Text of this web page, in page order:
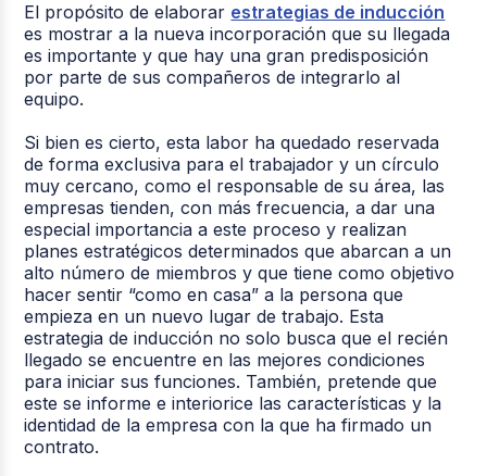
El propósito de elaborar estrategias de inducción
es mostrar a la nueva incorporación que su llegada
es importante y que hay una gran predisposición
por parte de sus compañeros de integrarlo al
equipo.
Si bien es cierto, esta labor ha quedado reservada
de forma exclusiva para el trabajador y un círculo
muy cercano, como el responsable de su área, las
empresas tienden, con más frecuencia, a dar una
especial importancia a este proceso y realizan
planes estratégicos determinados que abarcan a un
alto número de miembros y que tiene como objetivo
hacer sentir “como en casa” a la persona que
empieza en un nuevo lugar de trabajo. Esta
estrategia de inducción no solo busca que el recién
llegado se encuentre en las mejores condiciones
para iniciar sus funciones. También, pretende que
este se informe e interiorice las características y la
identidad de la empresa con la que ha firmado un
contrato.